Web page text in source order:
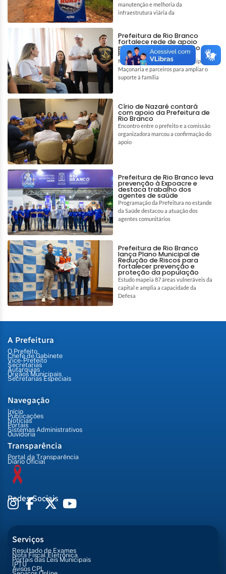
manutenção e melhoria da
infraestrutura viária da
Prefeitura de Rio Branco
fortalece rede de apoio
para auxiliar tratamento de
Pedro e Tiago
Mobilização reúne gestão municipal,
Maçonaria e parceiros para ampliar o
suporte à família
Círio de Nazaré contará
com apoio da Prefeitura de
Rio Branco
Encontro entre o prefeito e a comissão
organizadora marcou a confirmação do
apoio
Prefeitura de Rio Branco leva
prevenção à Expoacre e
destaca trabalho dos
agentes de saúde
Programação da Prefeitura no estande
da Saúde destacou a atuação dos
agentes comunitários
Prefeitura de Rio Branco
lança Plano Municipal de
Redução de Riscos para
fortalecer prevenção e
proteção da população
Estudo mapeia 87 áreas vulneráveis da
capital e amplia a capacidade da
Defesa
A Prefeitura
O Prefeito
Chefe de Gabinete
Vice-Prefeito
Secretarias
Autarquias
Órgãos Municipais
Secretarias Especiais
Navegação
Início
Publicações
Notícias
Portais
Sistemas Administrativos
Ouvidoria
Transparência
Portal da Transparência
Diário Oficial
Redes Sociais
Serviços
Resultado de Exames
Nota Fiscal Eletrônica
Portais das Leis Municipais
IPTU
Avisos CPL